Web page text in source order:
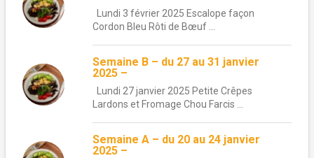
Lundi 3 février 2025 Escalope façon
Cordon Bleu Rôti de Bœuf ...
Semaine B – du 27 au 31 janvier
2025 –
Lundi 27 janvier 2025 Petite Crêpes
Lardons et Fromage Chou Farcis ...
Semaine A – du 20 au 24 janvier
2025 –